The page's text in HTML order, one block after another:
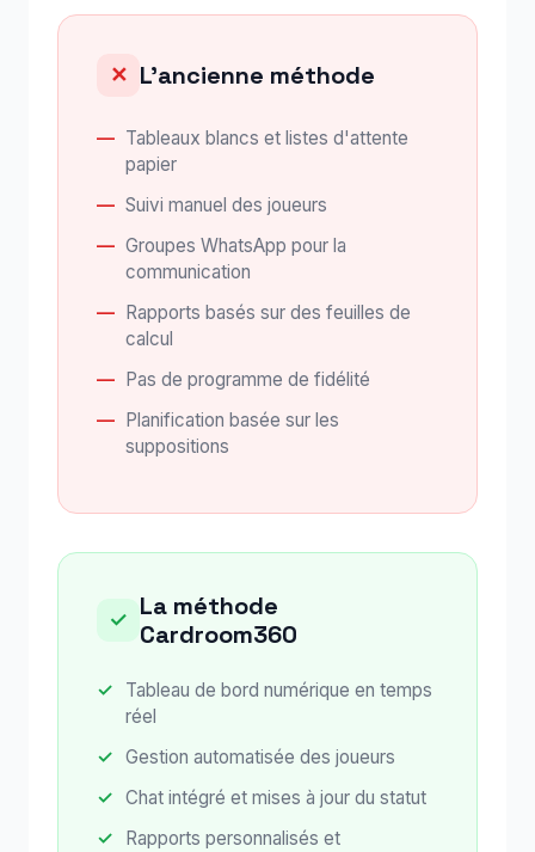
✕ L'ancienne méthode
Tableaux blancs et listes d'attente
papier
Suivi manuel des joueurs
Groupes WhatsApp pour la
communication
Rapports basés sur des feuilles de
calcul
Pas de programme de fidélité
Planification basée sur les
suppositions
✓ La méthode
Cardroom360
Tableau de bord numérique en temps
réel
Gestion automatisée des joueurs
Chat intégré et mises à jour du statut
Rapports personnalisés et